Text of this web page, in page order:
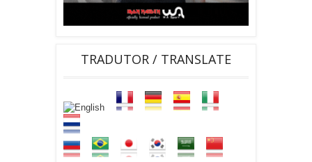
TRADUTOR / TRANSLATE